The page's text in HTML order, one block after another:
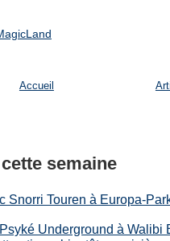
Accueil
semaine
Snorri Touren à Europa-
Underground à Walibi